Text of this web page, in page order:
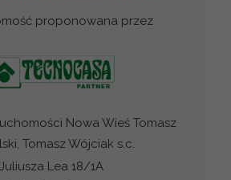
proponowana przez
Nowa Wieś Tomasz
Tomasz Wójciak s.c.
Juliusza Lea 18/1A